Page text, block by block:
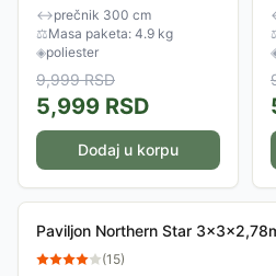
mogućnošću podešavanja
nagiba, tako da ne morate
nepotrebno često pomerati
sebe...
↔prečnik 300 cm
⚖Masa paketa: 4.9 kg
◈poliester
9,999RSD
5,999 RSD
Dodaj u korpu
Paviljon Northern Star
(15)